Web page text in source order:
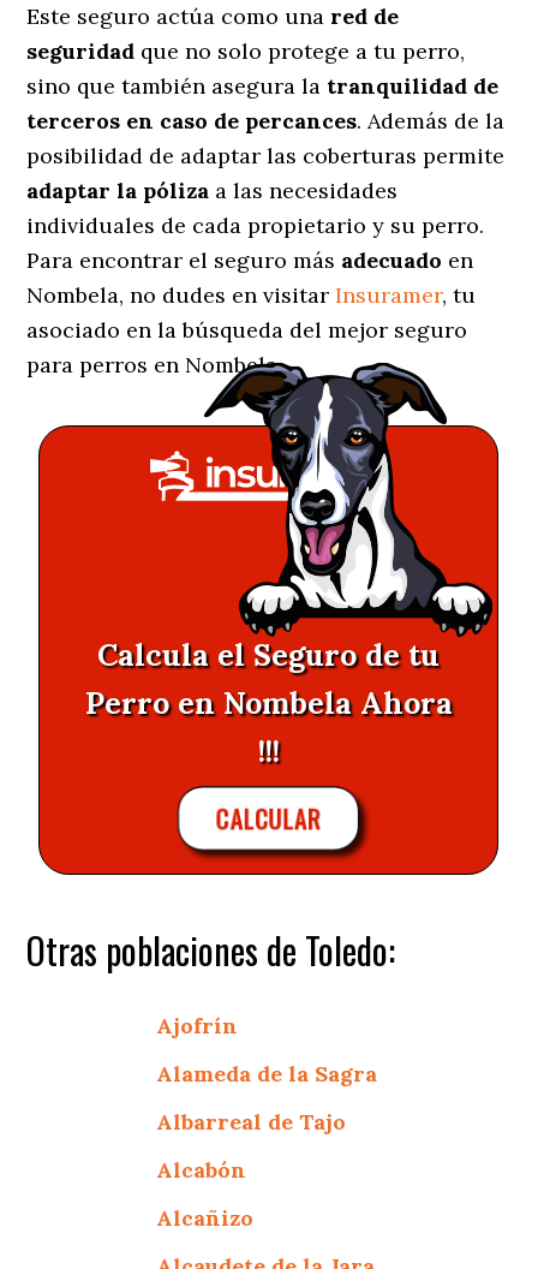
Este seguro actúa como una red de
seguridad que no solo protege a tu perro,
sino que también asegura la tranquilidad de
terceros en caso de percances. Además de la
posibilidad de adaptar las coberturas permite
adaptar la póliza a las necesidades
individuales de cada propietario y su perro.
Para encontrar el seguro más adecuado en
Nombela, no dudes en visitarInsuramer, tu
asociado en la búsqueda del mejor seguro
para perros en Nombela.
Calcula el Seguro de tu
Perro en Nombela Ahora
!!!
CALCULAR
Otras poblaciones de Toledo:
Ajofrín
Alameda de la Sagra
Albarreal de Tajo
Alcabón
Alcañizo